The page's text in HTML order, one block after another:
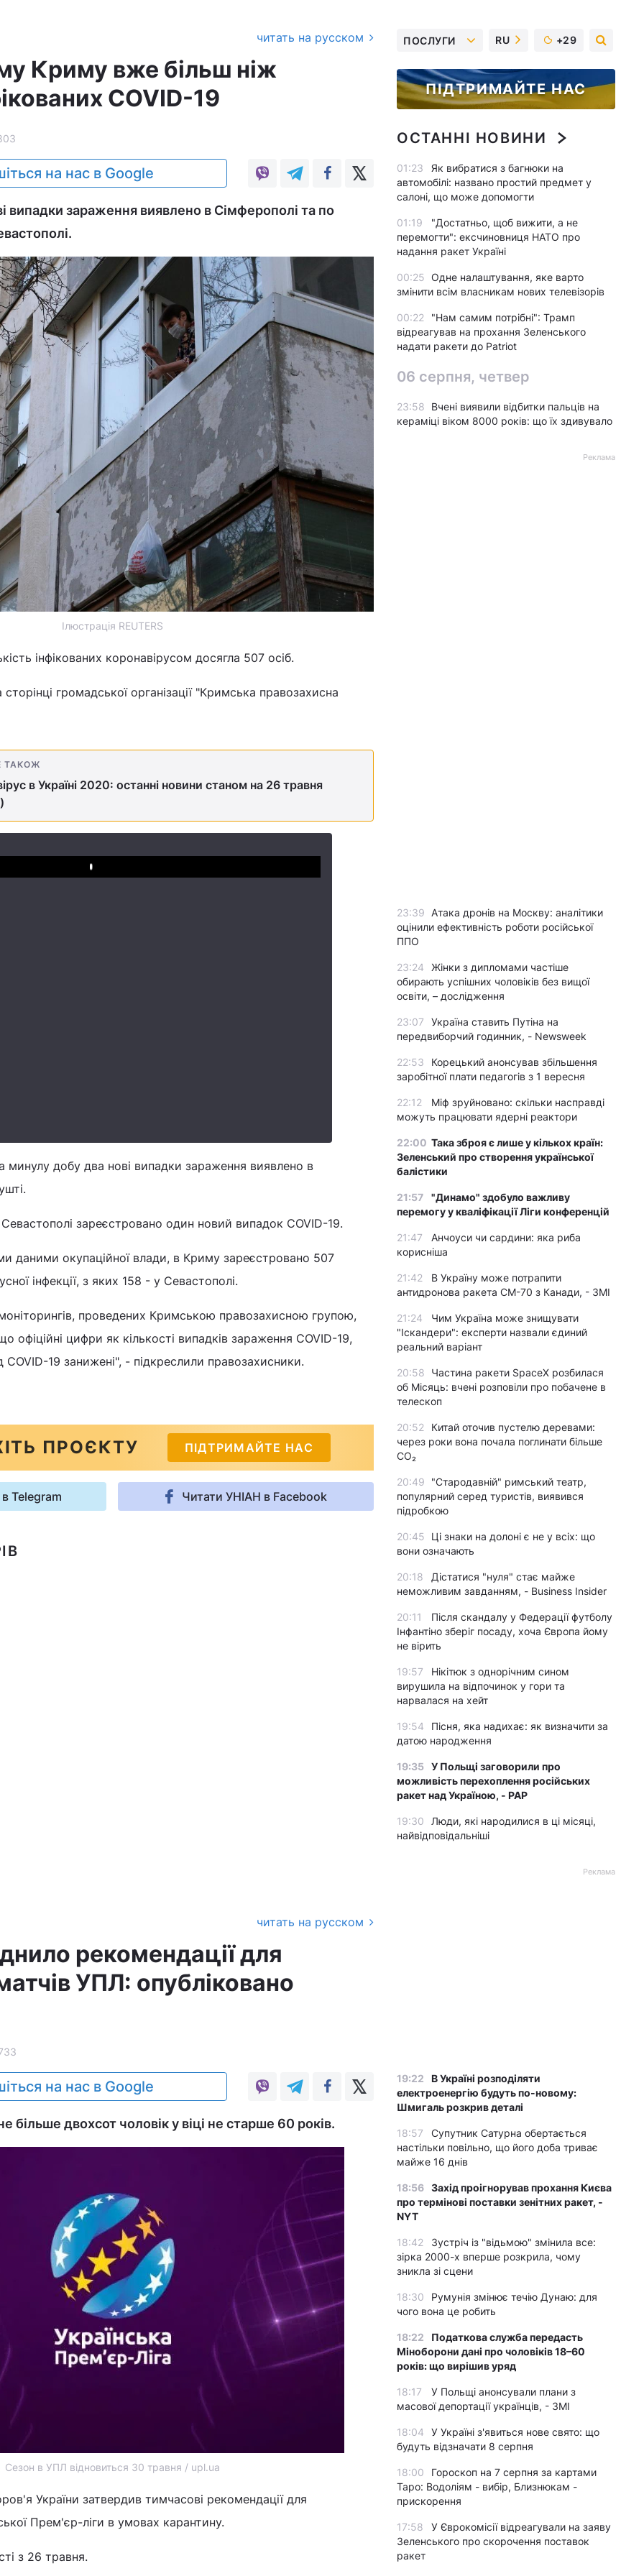
читать на русском
Криму вже більш ніж
COVID-19
на нас в Google
випадки зараження виявлено в Сімферополі та по
Ілюстрація REUTERS
інфікованих коронавірусом досягла 507 осіб.
громадської організації "Кримська правозахисна
ТАКОЖ
в Україні 2020: останні новини станом на 26 травня
Play
минулу добу два нові випадки зараження виявлено в
зареєстровано один новий випадок COVID-19.
даними окупаційної влади, в Криму зареєстровано 507
інфекції, з яких 158 - у Севастополі.
проведених Кримською правозахисною групою,
офіційні цифри як кількості випадків зараження COVID-19,
COVID-19 занижені", - підкреслили правозахисники.
ПРОЄКТУ ПІДТРИМАЙТЕ НАС
Telegram Читати УНІАН в Facebook
читать на русском
рекомендації для
УПЛ: опубліковано
на нас в Google
більше двохсот чоловік у віці не старше 60 років.
Сезон в УПЛ відновиться 30 травня / upl.ua
України затвердив тимчасові рекомендації для
Прем'єр-ліги в умовах карантину.
з 26 травня.
ПОСЛУГИ RU +29
ПІДТРИМАЙТЕ НАС
ОСТАННІ НОВИНИ
01:23
Як вибратися з багнюки на
автомобілі: названо простий предмет у
салоні, що може допомогти
01:19
"Достатньо, щоб вижити, а не
перемогти": ексчиновниця НАТО про
надання ракет Україні
00:25 Одне налаштування, яке варто
змінити всім власникам нових телевізорів
00:22
"Нам самим потрібні": Трамп
відреагував на прохання Зеленського
надати ракети до Patriot
06 серпня, четвер
23:58
Вчені виявили відбитки пальців на
кераміці віком 8000 років: що їх здивувало
Реклама
23:39
Атака дронів на Москву: аналітики
оцінили ефективність роботи російської
ППО
23:24
Жінки з дипломами частіше
обирають успішних чоловіків без вищої
освіти, – дослідження
23:07
Україна ставить Путіна на
передвиборчий годинник, - Newsweek
22:53
Корецький анонсував збільшення
заробітної плати педагогів з 1 вересня
22:12
Міф зруйновано: скільки насправді
можуть працювати ядерні реактори
22:00 Така зброя є лише у кількох країн:
Зеленський про створення української
балістики
21:57
"Динамо" здобуло важливу
перемогу у кваліфікації Ліги конференцій
21:47
Анчоуси чи сардини: яка риба
корисніша
21:42
В Україну може потрапити
антидронова ракета CM-70 з Канади, - ЗМІ
21:24
Чим Україна може знищувати
"Іскандери": експерти назвали єдиний
реальний варіант
20:58
Частина ракети SpaceX розбилася
об Місяць: вчені розповіли про побачене в
телескоп
20:52
Китай оточив пустелю деревами:
через роки вона почала поглинати більше
CO₂
20:49
"Стародавній" римський театр,
популярний серед туристів, виявився
підробкою
20:45
Ці знаки на долоні є не у всіх: що
вони означають
20:18
Дістатися "нуля" стає майже
неможливим завданням, - Business Insider
20:11
Після скандалу у Федерації футболу
Інфантіно зберіг посаду, хоча Європа йому
не вірить
19:57
Нікітюк з однорічним сином
вирушила на відпочинок у гори та
нарвалася на хейт
19:54
Пісня, яка надихає: як визначити за
датою народження
19:35 У Польщі заговорили про
можливість перехоплення російських
ракет над Україною, - PAP
19:30
Люди, які народилися в ці місяці,
найвідповідальніші
Реклама
19:22
В Україні розподіляти
електроенергію будуть по-новому:
Шмигаль розкрив деталі
18:57
Супутник Сатурна обертається
настільки повільно, що його доба триває
майже 16 днів
18:56 Захід проігнорував прохання Києва
про термінові поставки зенітних ракет, -
NYT
18:42
Зустріч із "відьмою" змінила все:
зірка 2000-х вперше розкрила, чому
зникла зі сцени
18:30
Румунія змінює течію Дунаю: для
чого вона це робить
18:22
Податкова служба передасть
Міноборони дані про чоловіків 18–60
років: що вирішив уряд
18:17
У Польщі анонсували плани з
масової депортації українців, - ЗМІ
18:04
У Україні з'явиться нове свято: що
будуть відзначати 8 серпня
18:00
Гороскоп на 7 серпня за картами
Таро: Водоліям - вибір, Близнюкам -
прискорення
17:58
У Єврокомісії відреагували на заяву
Зеленського про скорочення поставок
ракет